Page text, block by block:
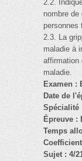
2.2.
nombre de
personnes
2.3. La
maladie à
affirmation
maladie.
Examen :
Date de
Spécialité
Épreuve :
Temps
Sujet : 4/